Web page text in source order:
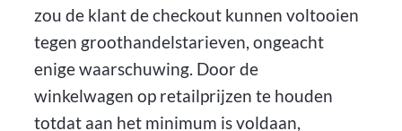
zou de klant de checkout kunnen voltooien
tegen groothandelstarieven, ongeacht
enige waarschuwing. Door de
winkelwagen op retailprijzen te houden
totdat aan het minimum is voldaan,